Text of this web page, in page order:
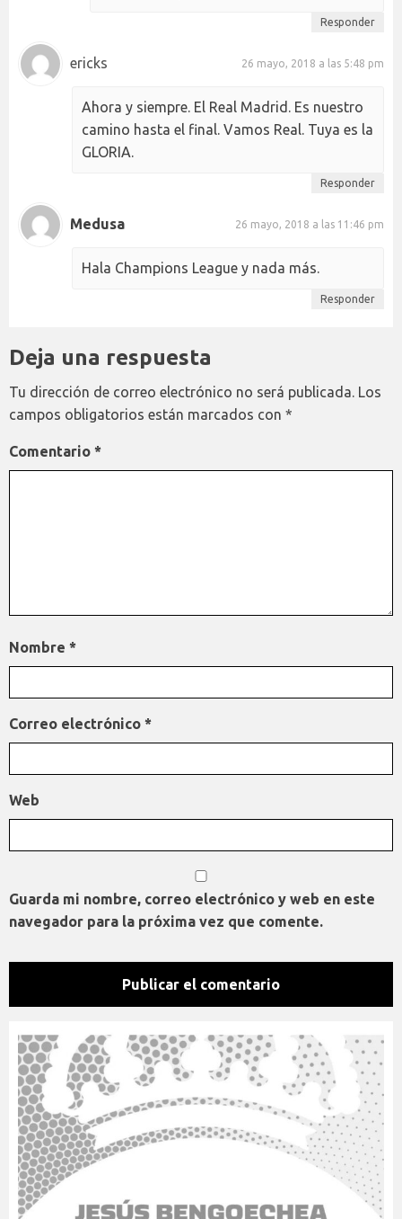
Responder
ericks 26 mayo, 2018 a las 5:48 pm
Ahora y siempre. El Real Madrid. Es nuestro
camino hasta el final. Vamos Real. Tuya es la
GLORIA.
Responder
Medusa 26 mayo, 2018 a las 11:46 pm
Hala Champions League y nada más.
Responder
Deja una respuesta
Tu dirección de correo electrónico no será publicada. Los
campos obligatorios están marcados con *
Comentario *
Nombre *
Correo electrónico *
Web
Guarda mi nombre, correo electrónico y web en este
navegador para la próxima vez que comente.